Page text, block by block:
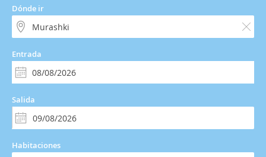
Dónde ir
Entrada
Salida
Habitaciones